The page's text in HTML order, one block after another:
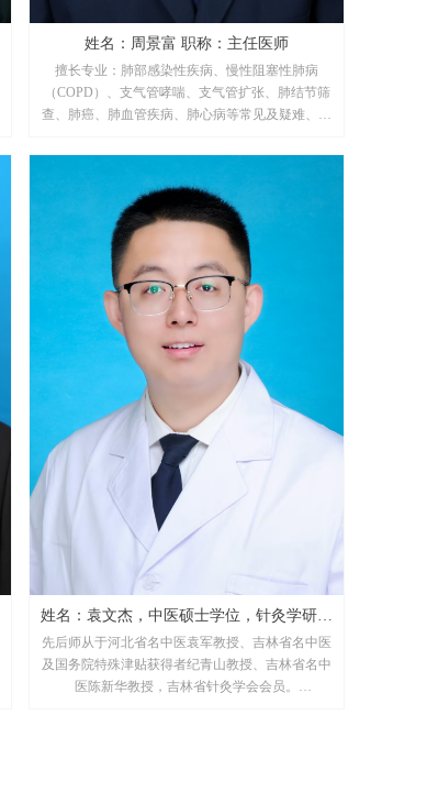
姓名：周景富 职称：主任医师
擅长专业：肺部感染性疾病、慢性阻塞性肺病
（COPD）、支气管哮喘、支气管扩张、肺结节筛
查、肺癌、肺血管疾病、肺心病等常见及疑难、急
呼出气一氧化氮检测等手段，提供精准诊疗。
姓名：袁文杰，中医硕士学位，针灸学研究
生，宽城县医院中医针灸门诊医师。
先后师从于河北省名中医袁军教授、吉林省名中医
及国务院特殊津贴获得者纪青山教授、吉林省名中
医陈新华教授，吉林省针灸学会会员。